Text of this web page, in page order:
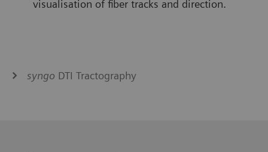
visualisation of fiber tracks and direction.
syngo DTI Tractography